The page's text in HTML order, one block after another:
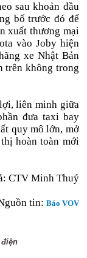
sau khoản đầu
bố trước đó để
xuất thương mại
vào Joby hiện
xe Nhật Bản
trên không trong
liên minh giữa
đưa taxi bay
quy mô lớn, mở
hoàn toàn mới
CTV Minh Thuý
tin: Báo VOV
điện